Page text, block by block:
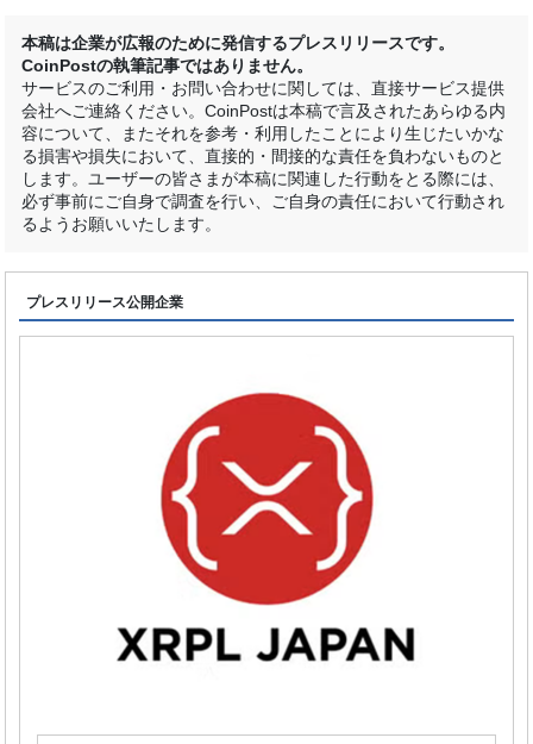
本稿は企業が広報のために発信するプレスリリースです。
CoinPostの執筆記事ではありません。
サービスのご利用・お問い合わせに関しては、直接サービス提供
会社へご連絡ください。CoinPostは本稿で言及されたあらゆる内
容について、またそれを参考・利用したことにより生じたいかな
る損害や損失において、直接的・間接的な責任を負わないものと
します。ユーザーの皆さまが本稿に関連した行動をとる際には、
必ず事前にご自身で調査を行い、ご自身の責任において行動され
るようお願いいたします。
プレスリリース公開企業